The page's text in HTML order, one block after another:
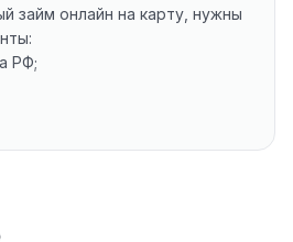
займ онлайн на карту, нужны
РФ;